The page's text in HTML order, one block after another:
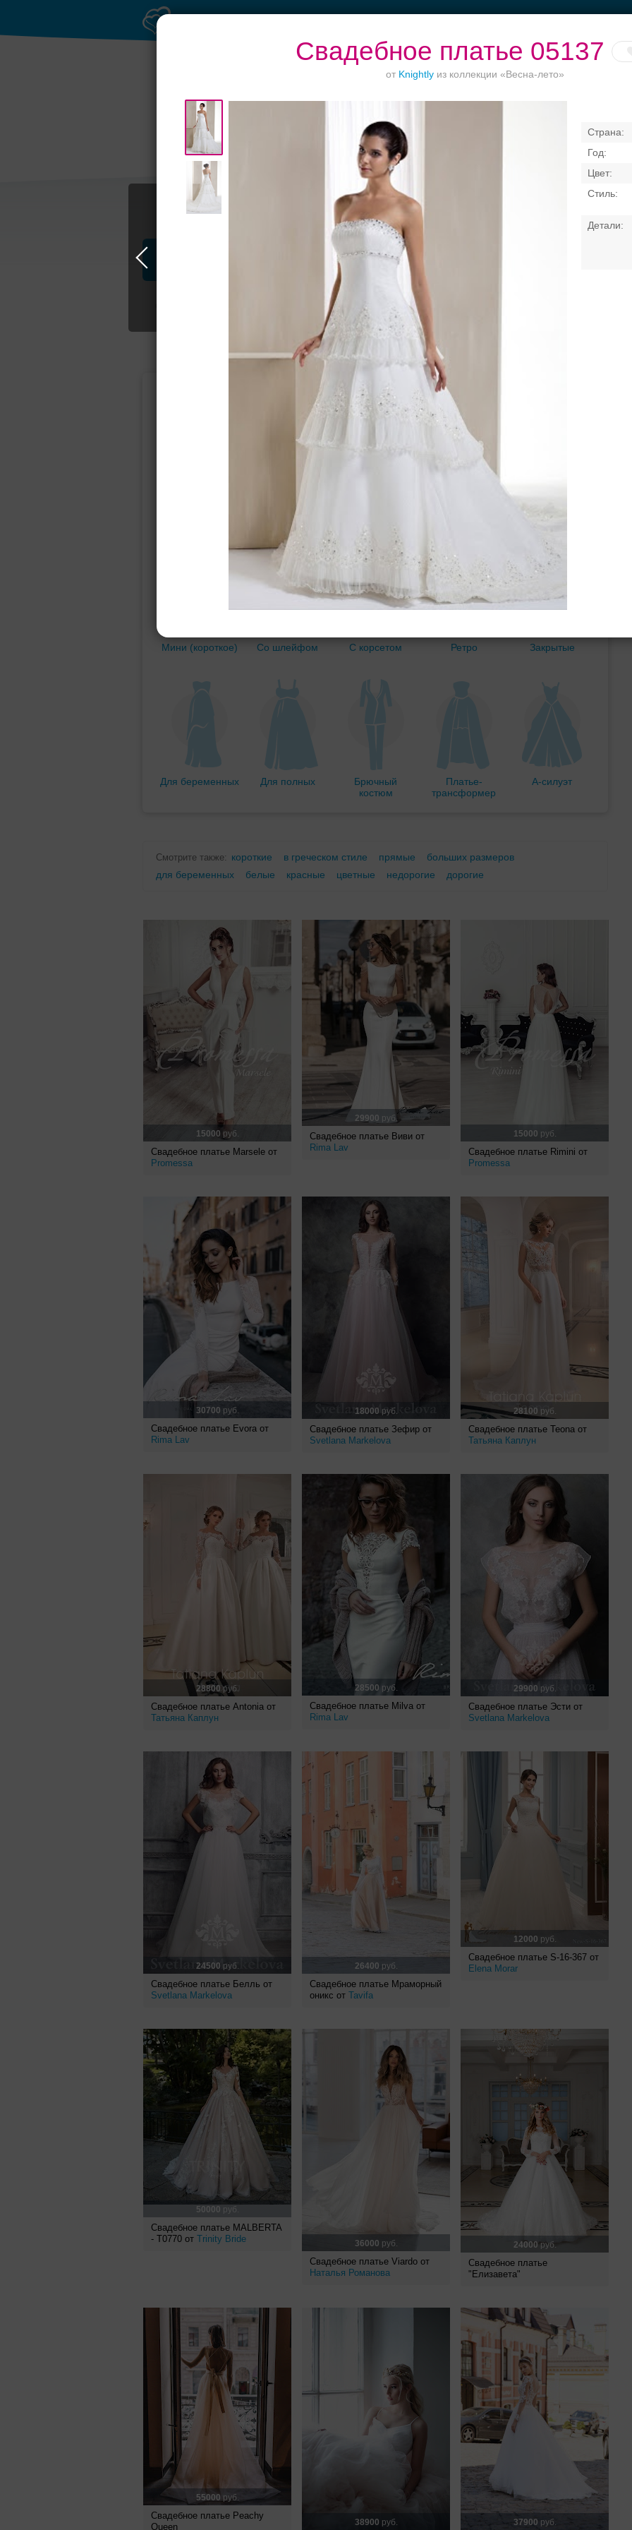
Свадебное платье 05137
от Knightlyиз коллекции «Весна-лето»
Рестораны с
верандами
Свадебные платья
Свадебные платья
Подбор свадебного платья
По стилю
Прямое
Мини (короткое) Со шлейфом С корсетом Ретро Закрытые
Для беременных Для полных
Брючный
костюм
Платье-
трансформер
А-силуэт
Смотрите также: короткие в греческом стиле прямые
больших размеров
для беременных
белые красные цветные недорогие дорогие
15000 руб.
Свадебное платье Marsele от
Promessa
29900 руб.
Свадебное платье Виви от
Rima Lav
15000 руб.
Свадебное платье Rimini от
Promessa
30700 руб.
Свадебное платье Evora от
Rima Lav
18000 руб.
Свадебное платье Зефир от
Svetlana Markelova
28100 руб.
Свадебное платье Teona от
Татьяна Каплун
28800 руб.
Свадебное платье Antonia от
Татьяна Каплун
28500 руб.
Свадебное платье Milva от
Rima Lav
29900 руб.
Свадебное платье Эсти от
Svetlana Markelova
24500 руб.
Свадебное платье Белль от
Svetlana Markelova
26400 руб.
Свадебное платье Мраморный
оникс от Tavifa
12000 руб.
Свадебное платье S-16-367 от
Elena Morar
50000 руб.
Свадебное платье MALBERTA
- T0770 от Trinity Bride 36000 руб.
Свадебное платье Viardo от
Наталья Романова
24000 руб.
Свадебное платье
"Елизавета"
55000 руб.
Свадебное платье Peachy
Queen
38900 руб. 37900 руб.